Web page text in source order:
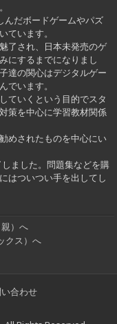
んだボードゲームやパズ
ています。
了され、日本未発売のゲ
にするまでになりまし
達の関心はデジタルゲー
でいます。
ていくという目的でスタ
策を中心に学習教材関係
めされたものを中心にい
ました。問題集などを購
はついつい手を出してし
合わせ